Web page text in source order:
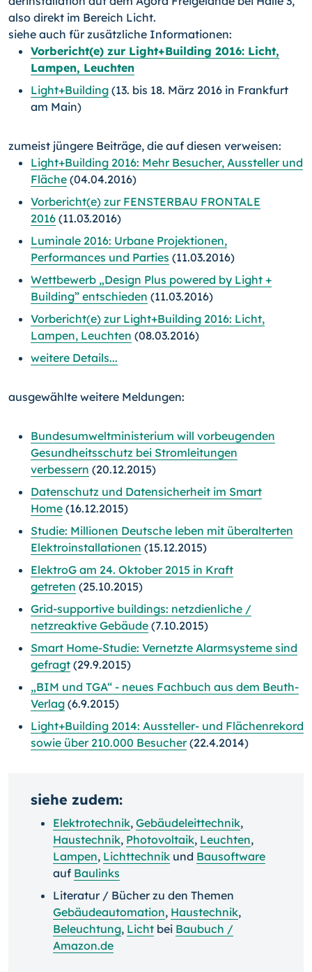
also direkt im Bereich Licht.
siehe auch für zusätzliche Informationen:
Vorbericht(e) zur Light+Building 2016: Licht,
Lampen, Leuchten
Light+Building (13. bis 18. März 2016 in Frankfurt
am Main)
zumeist jüngere Beiträge, die auf diesen verweisen:
Light+Building 2016: Mehr Besucher, Aussteller und
Fläche (04.04.2016)
Vorbericht(e) zur FENSTERBAU FRONTALE
2016 (11.03.2016)
Luminale 2016: Urbane Projektionen,
Performances und Parties (11.03.2016)
Wettbewerb „Design Plus powered by Light +
Building” entschieden (11.03.2016)
Vorbericht(e) zur Light+Building 2016: Licht,
Lampen, Leuchten (08.03.2016)
weitere Details...
ausgewählte weitere Meldungen:
Bundesumweltministerium will vorbeugenden
Gesundheitsschutz bei Stromleitungen
verbessern (20.12.2015)
Datenschutz und Datensicherheit im Smart
Home (16.12.2015)
Studie: Millionen Deutsche leben mit überalterten
Elektroinstallationen (15.12.2015)
ElektroG am 24. Oktober 2015 in Kraft
getreten (25.10.2015)
Grid-supportive buildings: netzdienliche /
netzreaktive Gebäude (7.10.2015)
Smart Home-Studie: Vernetzte Alarmsysteme sind
gefragt (29.9.2015)
„BIM und TGA“ - neues Fachbuch aus dem Beuth-
Verlag (6.9.2015)
Light+Building 2014: Aussteller- und Flächenrekord
sowie über 210.000 Besucher(22.4.2014)
siehe zudem:
Elektrotechnik, Gebäudeleittechnik,
Haustechnik, Photovoltaik, Leuchten,
Lampen, Lichttechnik und Bausoftware
auf Baulinks
Literatur / Bücher zu den Themen
Gebäudeautomation, Haustechnik,
Beleuchtung, Licht bei Baubuch /
Amazon.de